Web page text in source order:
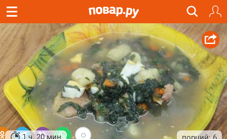
1 ч. 20 мин